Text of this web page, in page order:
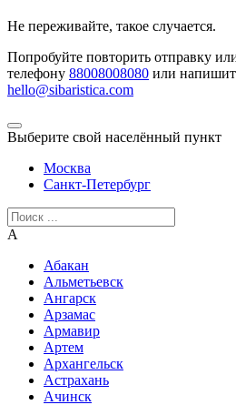
Не переживайте, такое случается.
Попробуйте повторить отправку
телефону 88008008080 или
hello@sibaristica.com
Выберите свой населённый пункт
Москва
Санкт-Петербург
А
Абакан
Альметьевск
Ангарск
Арзамас
Армавир
Артем
Архангельск
Астрахань
Ачинск